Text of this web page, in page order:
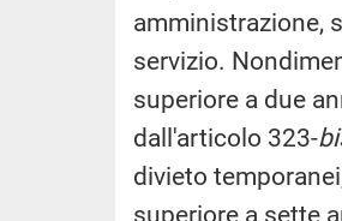
amministrazione,
servizio.
superiore a due
dall'articolo 323-
divieto
superiore a sette